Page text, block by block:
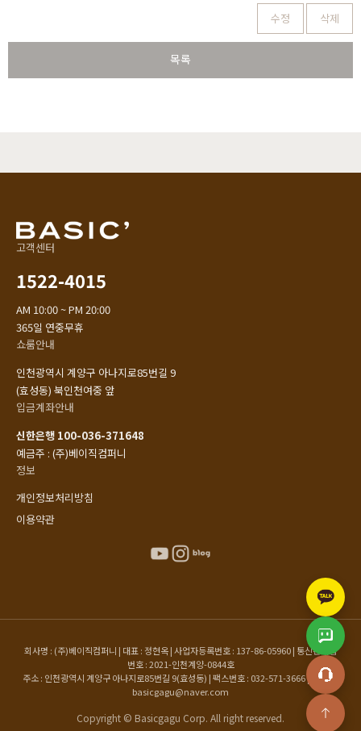
수정 삭제
목록
고객센터
1522-4015
AM 10:00 ~ PM 20:00
365일 연중무휴
쇼룸안내
인천광역시 계양구 아나지로85번길 9
(효성동) 북인천여중 앞
입금계좌안내
신한은행 100-036-371648
예금주 : (주)베이직컴퍼니
정보
개인정보처리방침
이용약관
회사명 : (주)베이직컴퍼니 | 대표 : 정현옥 | 사업자등록번호 : 137-86-05960 | 통신판매업
번호 : 2021-인천계양-0844호
주소 : 인천광역시 계양구 아나지로85번길 9(효성동) | 팩스번호 : 032-571-3666 | 이메일 :
basicgagu@naver.com
Copyright © Basicgagu Corp. All right reserved.